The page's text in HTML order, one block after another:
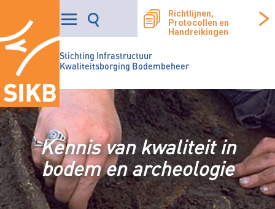
Stichting Infrastructuur
Kwaliteitsborging Bodembeheer
Richtlijnen,
Protocollen en
Handreikingen
Kennis van kwaliteit in
bodem en archeologie